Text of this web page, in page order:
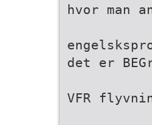
hvor man
det er
VFR